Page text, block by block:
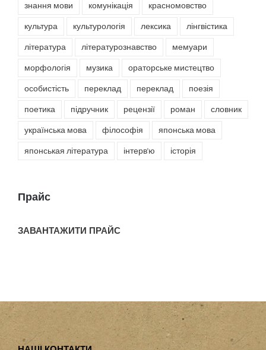
знання мови комунікація красномовство
культура культурологія лексика лінгвістика
література літературознавство мемуари
морфологія музика ораторське мистецтво
особистість переклад переклад поезія
поетика підручник рецензії роман словник
українська мова філософія японська мова
японськая література інтерв'ю історія
Прайс
ЗАВАНТАЖИТИ ПРАЙС